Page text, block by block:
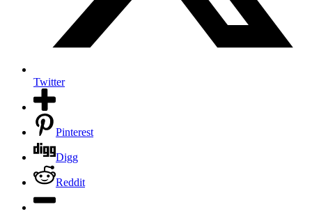
Twitter
Pinterest
Digg
Reddit